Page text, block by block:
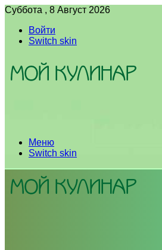
Суббота , 8 Август 2026
Войти
Switch skin
Меню
Switch skin